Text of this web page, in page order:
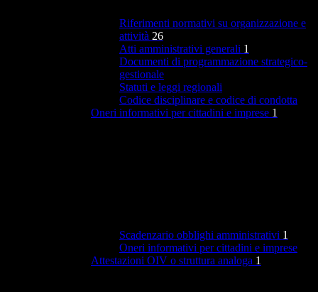
Riferimenti normativi su organizzazione e
attività 26
Atti amministrativi generali 1
Documenti di programmazione strategico-
gestionale
Statuti e leggi regionali
Codice disciplinare e codice di condotta
Oneri informativi per cittadini e imprese 1
Scadenzario obblighi amministrativi 1
Oneri informativi per cittadini e imprese
Attestazioni OIV o struttura analoga 1